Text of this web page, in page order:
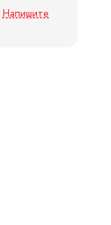
Напишите